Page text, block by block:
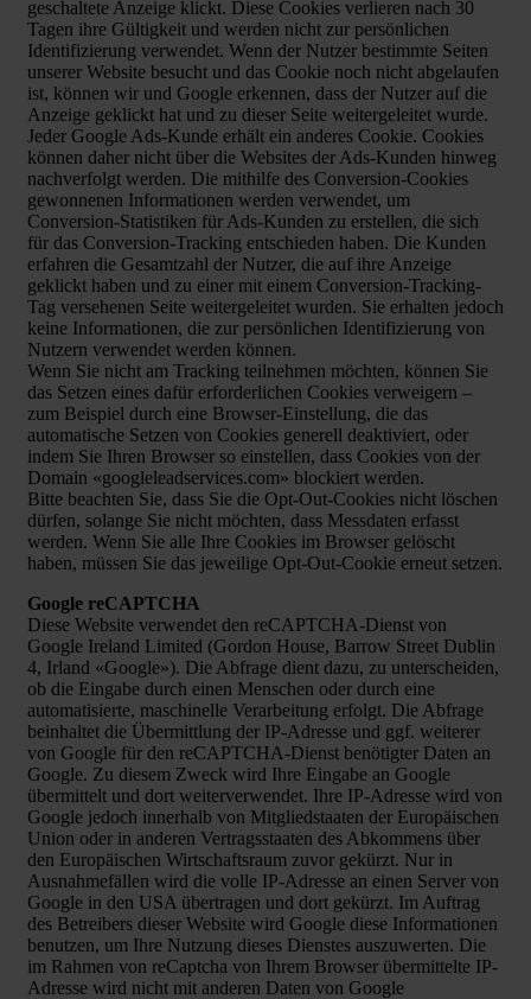
geschaltete Anzeige klickt. Diese Cookies verlieren nach 30
Tagen ihre Gültigkeit und werden nicht zur persönlichen
Identifizierung verwendet. Wenn der Nutzer bestimmte Seiten
unserer Website besucht und das Cookie noch nicht abgelaufen
ist, können wir und Google erkennen, dass der Nutzer auf die
Anzeige geklickt hat und zu dieser Seite weitergeleitet wurde.
Jeder Google Ads-Kunde erhält ein anderes Cookie. Cookies
können daher nicht über die Websites der Ads-Kunden hinweg
nachverfolgt werden. Die mithilfe des Conversion-Cookies
gewonnenen Informationen werden verwendet, um
Conversion-Statistiken für Ads-Kunden zu erstellen, die sich
für das Conversion-Tracking entschieden haben. Die Kunden
erfahren die Gesamtzahl der Nutzer, die auf ihre Anzeige
geklickt haben und zu einer mit einem Conversion-Tracking-
Tag versehenen Seite weitergeleitet wurden. Sie erhalten jedoch
keine Informationen, die zur persönlichen Identifizierung von
Nutzern verwendet werden können.
Wenn Sie nicht am Tracking teilnehmen möchten, können Sie
das Setzen eines dafür erforderlichen Cookies verweigern –
zum Beispiel durch eine Browser-Einstellung, die das
automatische Setzen von Cookies generell deaktiviert, oder
indem Sie Ihren Browser so einstellen, dass Cookies von der
Domain «googleleadservices.com» blockiert werden.
Bitte beachten Sie, dass Sie die Opt-Out-Cookies nicht löschen
dürfen, solange Sie nicht möchten, dass Messdaten erfasst
werden. Wenn Sie alle Ihre Cookies im Browser gelöscht
haben, müssen Sie das jeweilige Opt-Out-Cookie erneut setzen.
Google reCAPTCHA
Diese Website verwendet den reCAPTCHA-Dienst von
Google Ireland Limited (Gordon House, Barrow Street Dublin
4, Irland «Google»). Die Abfrage dient dazu, zu unterscheiden,
ob die Eingabe durch einen Menschen oder durch eine
automatisierte, maschinelle Verarbeitung erfolgt. Die Abfrage
beinhaltet die Übermittlung der IP-Adresse und ggf. weiterer
von Google für den reCAPTCHA-Dienst benötigter Daten an
Google. Zu diesem Zweck wird Ihre Eingabe an Google
übermittelt und dort weiterverwendet. Ihre IP-Adresse wird von
Google jedoch innerhalb von Mitgliedstaaten der Europäischen
Union oder in anderen Vertragsstaaten des Abkommens über
den Europäischen Wirtschaftsraum zuvor gekürzt. Nur in
Ausnahmefällen wird die volle IP-Adresse an einen Server von
Google in den USA übertragen und dort gekürzt. Im Auftrag
des Betreibers dieser Website wird Google diese Informationen
benutzen, um Ihre Nutzung dieses Dienstes auszuwerten. Die
im Rahmen von reCaptcha von Ihrem Browser übermittelte IP-
Adresse wird nicht mit anderen Daten von Google